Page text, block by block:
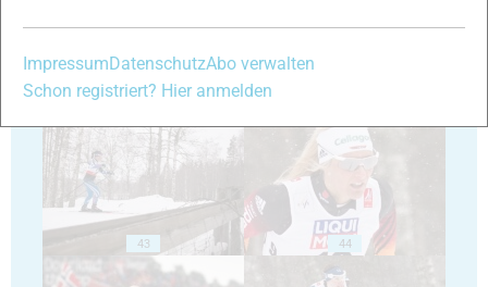
41
43 44
Impressum DatenschutzAbo verwalten
Schon registriert? Hier anmelden